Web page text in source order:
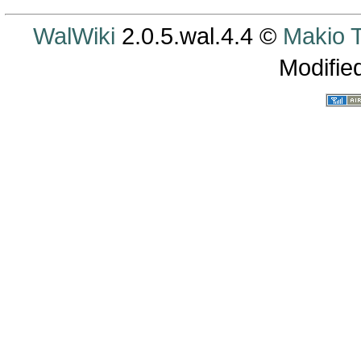
WalWiki 2.0.5.wal.4.4 © Makio